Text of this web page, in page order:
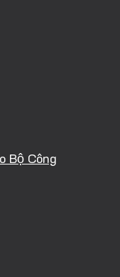
Bộ Công